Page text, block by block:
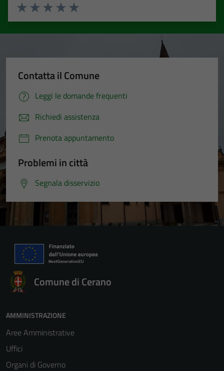
Valuta 5 stelle su 5
Valuta 4 stelle su 5
Valuta 3 stelle su 5
Valuta 2 stelle su 5
Valuta 1 stelle su 5
Contatta il Comune
Leggi le domande frequenti
Richiedi assistenza
Prenota appuntamento
Problemi in città
Segnala disservizio
Comune di Cerano
AMMINISTRAZIONE
Aree Amministrative
Uffici
Organi di Governo